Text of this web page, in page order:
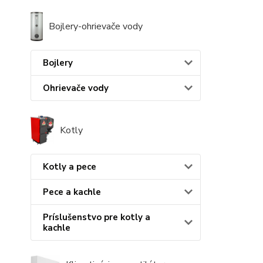
Bojlery-ohrievače vody
Bojlery
Ohrievače vody
Kotly
Kotly a pece
Pece a kachle
Príslušenstvo pre kotly a
kachle